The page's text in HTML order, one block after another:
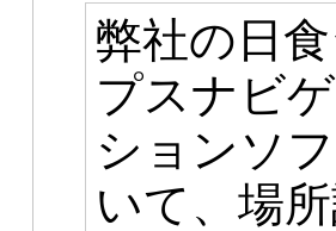
弊社の日
プスナビ
ションソ
いて、場